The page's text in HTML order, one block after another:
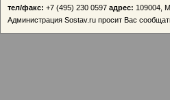
тел/факс: +7 (495) 230 0597 адрес: 109004,
Администрация Sostav.ru просит Вас